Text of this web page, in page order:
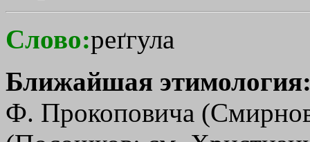
Слово:реґгула
Ближайшая
Ф. Прокоповича